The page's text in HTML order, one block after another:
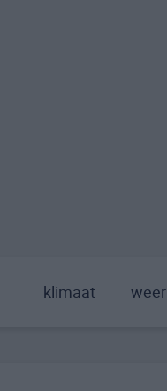
klimaat weer